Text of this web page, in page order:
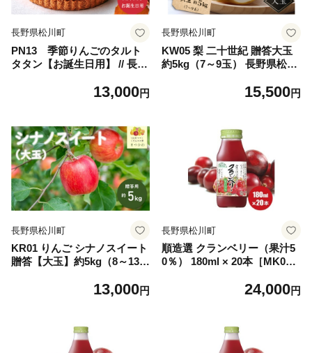
長野県松川町
PN13 季節りんごのタルト
タタン【お誕生日用】 // 長野
ランス 本格 スイーツ さくさ
ー 誕生日ケーキ タルトタタ
ン
13,000円
長野県松川町
KW05 梨 二十世紀 贈答大玉
約5kg（7～9玉） 長野県松川
予定//長野県 南信州 松川町
援 贈答 二十世紀 大玉 果物
15,500円
長野県松川町
KR01 りんご シナノスイート
贈答【大玉】約5kg（8～13
// 長野県 南信州 ギフト 贈答
13,000円
長野県松川町
順造選 クランベリー（果汁5
0％） 180ml × 20本［MK0
保存料不使用 健康 美容 クラ
24,000円